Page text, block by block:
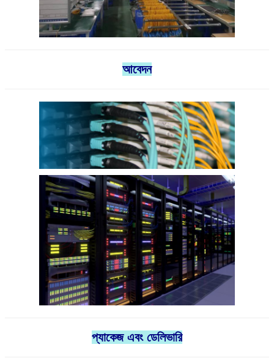
আবেদন
প্যাকেজ এবং ডেলিভারি